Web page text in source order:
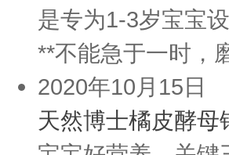
是专为1-3岁宝宝
**不能急于一时，
2020年10月15日
天然博士橘皮酵母